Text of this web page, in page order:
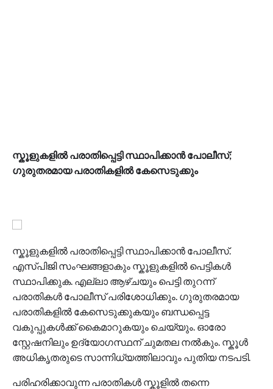
സ്കൂളുകളിൽ പരാതിപ്പെട്ടി സ്ഥാപിക്കാൻ പോലീസ്;
ഗുരുതരമായ പരാതികളിൽ കേസെടുക്കും
സ്കൂളുകളിൽ പരാതിപ്പെട്ടി സ്ഥാപിക്കാൻ പോലീസ്.
എസ്പിജി സംഘങ്ങളാകും സ്കൂളുകളിൽ പെട്ടികൾ
സ്ഥാപിക്കുക. എല്ലാ ആഴ്ചയും പെട്ടി തുറന്ന്
പരാതികൾ പോലീസ് പരിശോധിക്കും. ഗുരുതരമായ
പരാതികളിൽ കേസെടുക്കുകയും ബന്ധപ്പെട്ട
വകുപ്പുകൾക്ക് കൈമാറുകയും ചെയ്യും. ഓരോ
സ്റ്റേഷനിലും ഉദ്യോഗസ്ഥന് ചുമതല നൽകും. സ്കൂൾ
അധികൃതരുടെ സാന്നിധ്യത്തിലാവും പുതിയ നടപടി.
പരിഹരിക്കാവുന്ന പരാതികൾ സ്കൂളിൽ തന്നെ